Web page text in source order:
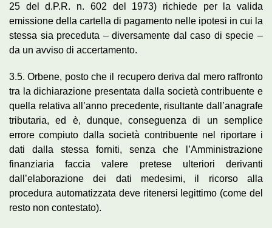
25 del d.P.R. n. 602 del 1973) richiede per la valida
emissione della cartella di pagamento nelle ipotesi in cui la
stessa sia preceduta – diversamente dal caso di specie –
da un avviso di accertamento.
3.5. Orbene, posto che il recupero deriva dal mero raffronto
tra la dichiarazione presentata dalla società contribuente e
quella relativa all’anno precedente, risultante dall’anagrafe
tributaria, ed è, dunque, conseguenza di un semplice
errore compiuto dalla società contribuente nel riportare i
dati dalla stessa forniti, senza che l’Amministrazione
finanziaria faccia valere pretese ulteriori derivanti
dall’elaborazione dei dati medesimi, il ricorso alla
procedura automatizzata deve ritenersi legittimo (come del
resto non contestato).